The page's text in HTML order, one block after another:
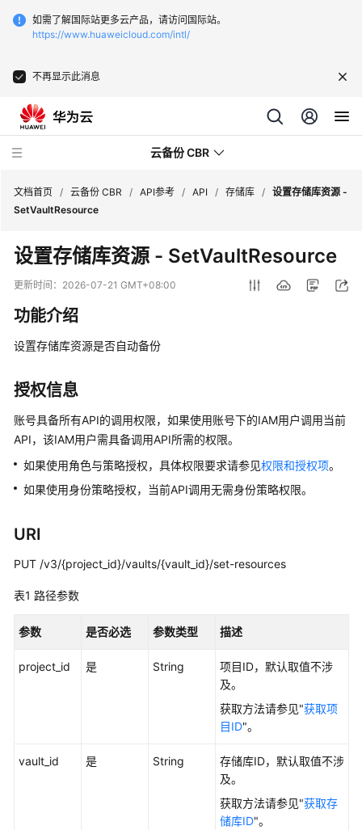
如需了解国际站更多云产品，请访问国际站。
https://www.huaweicloud.com/intl/
不再显示此消息
云备份 CBR
最
新
动
务
告
产
品
介
费
明
快
速
入
文档首页 / 云备份 CBR / API参考 / API / 存储库 / 设置存储库资源 -
SetVaultResource
设置存储库资源 - SetVaultResource
更新时间： 2026-07-21 GMT+08:00
功能介绍
设置存储库资源是否自动备份
授权信息
账号具备所有API的调用权限，如果使用账号下的IAM用户调用当前
API，该IAM用户需具备调用API所需的权限。
如果使用角色与策略授权，具体权限要求请参见权限和授权项。
如果使用身份策略授权，当前API调用无需身份策略权限。
URI
PUT /v3/{project_id}/vaults/{vault_id}/set-resources
表1 路径参数
参数 是否必选 参数类型 描述
project_id 是 String
项目ID，默认取值不涉
及。
获取方法请参见"获取项
目ID"。
vault_id 是 String
存储库ID，默认取值不涉
及。
获取方法请参见"获取存
储库ID"。